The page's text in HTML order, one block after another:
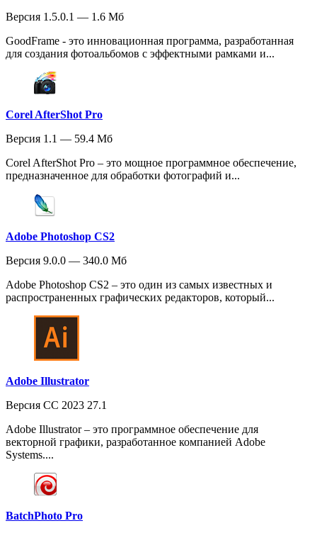
Версия 1.5.0.1 — 1.6 Мб
GoodFrame - это инновационная программа, разработанная
для создания фотоальбомов с эффектными рамками и...
Corel AfterShot Pro
Версия 1.1 — 59.4 Мб
Corel AfterShot Pro – это мощное программное обеспечение,
предназначенное для обработки фотографий и...
Adobe Photoshop CS2
Версия 9.0.0 — 340.0 Мб
Adobe Photoshop CS2 – это один из самых известных и
распространенных графических редакторов, который...
Adobe Illustrator
Версия CC 2023 27.1
Adobe Illustrator – это программное обеспечение для
векторной графики, разработанное компанией Adobe
Systems....
BatchPhoto Pro